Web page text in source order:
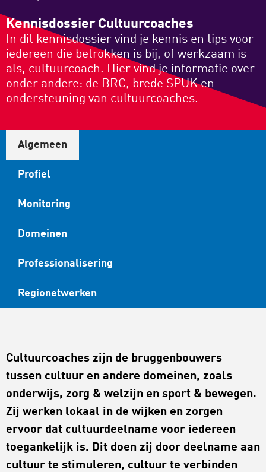
Kennisdossier Cultuurcoaches
In dit kennisdossier vind je kennis en tips voor
iedereen die betrokken is bij, of werkzaam is
als, cultuurcoach. Hier vind je informatie over
onder andere: de BRC, brede SPUK en
ondersteuning van cultuurcoaches.
Algemeen
Profiel
Monitoring
Domeinen
Professionalisering
Regionetwerken
Cultuurcoaches zijn de bruggenbouwers
tussen cultuur en andere domeinen, zoals
onderwijs, zorg & welzijn en sport & bewegen.
Zij werken lokaal in de wijken en zorgen
ervoor dat cultuurdeelname voor iedereen
toegankelijk is. Dit doen zij door deelname aan
cultuur te stimuleren, cultuur te verbinden